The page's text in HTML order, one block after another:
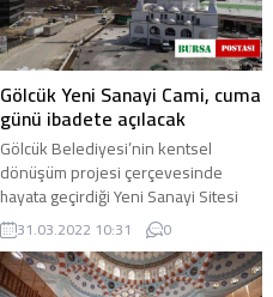
Gölcük Yeni Sanayi Cami, cuma
günü ibadete açılacak
Gölcük Belediyesi’nin kentsel
dönüşüm projesi çerçevesinde
hayata geçirdiği Yeni Sanayi Sitesi
içerisinde yapılan Yeni Sanayi Cami,
1 Nisan Cuma ...
31.03.2022 10:31 0